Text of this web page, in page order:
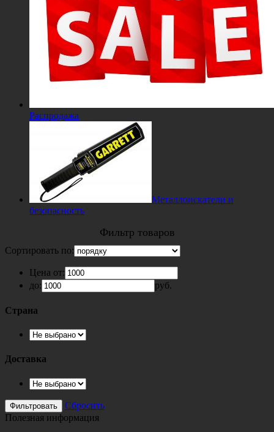
Распродажа
Металлоискатели и
безопасность
Фильтр товаров
Сортировать по:
Цена от:
до:
руб.
Страна
Доставка
Сбросить
Полезная информация